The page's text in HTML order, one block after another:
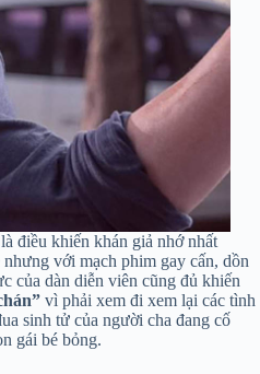
điều khiến khán giả nhớ nhất
với mạch phim gay cấn, dồn
của dàn diễn viên cũng đủ khiến
vì phải xem đi xem lại các tình
sinh tử của người cha đang cố
gái bé bỏng.